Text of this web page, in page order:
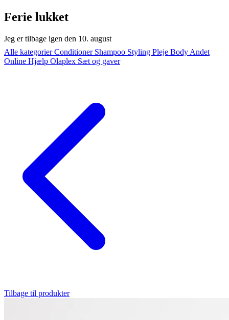
Ferie lukket
Jeg er tilbage igen den 10. august
Alle kategorierConditioner Shampoo Styling Pleje Body Andet
Online Hjælp Olaplex Sæt og gaver
Tilbage til produkter